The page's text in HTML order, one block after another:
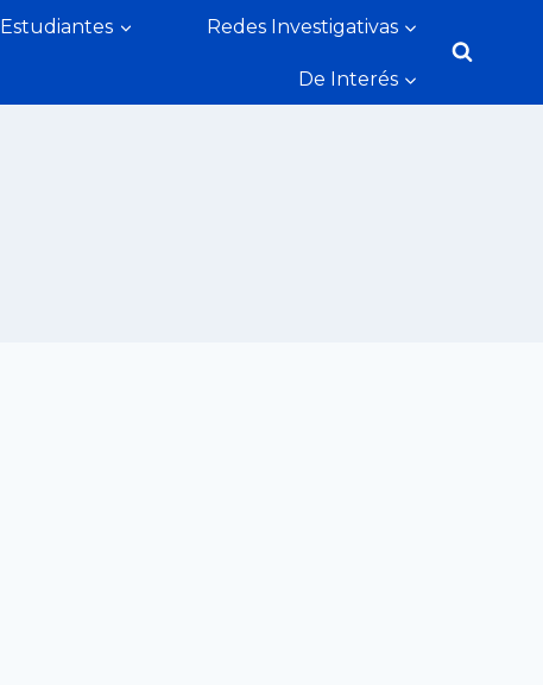
Estudiantes Redes Investigativas
De Interés